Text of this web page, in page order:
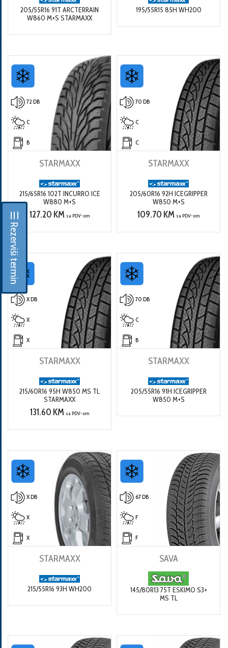
☰ Rezerviši termin
205/55R16 91T ARCTERRAIN
W860 M+S STARMAXX
195/55R15 85H WH200
72 DB
C
B
STARMAXX
215/65R16 102T INCURRO ICE
W880 M+S
127.20 KM sa PDV-om
70 DB
C
C
STARMAXX
205/60R16 92H ICEGRIPPER
W850 M+S
109.70 KM sa PDV-om
X DB
X
X
STARMAXX
215/60R16 95H W850 MS TL
STARMAXX
131.60 KM sa PDV-om
70 DB
C
B
STARMAXX
205/55R16 91H ICEGRIPPER
W850 M+S
X DB
X
X
STARMAXX
215/55R16 93H WH200
67 DB
F
F
SAVA
145/80R13 75T ESKIMO S3+
MS TL